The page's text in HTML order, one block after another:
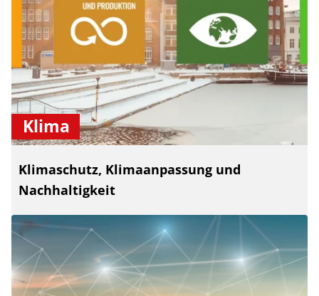
Klima
Klimaschutz, Klimaanpassung und
Nachhaltigkeit